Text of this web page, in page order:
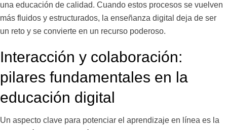
una educación de calidad. Cuando estos procesos se vuelven
más fluidos y estructurados, la enseñanza digital deja de ser
un reto y se convierte en un recurso poderoso.
Interacción y colaboración:
pilares fundamentales en la
educación digital
Un aspecto clave para potenciar el aprendizaje en línea es la